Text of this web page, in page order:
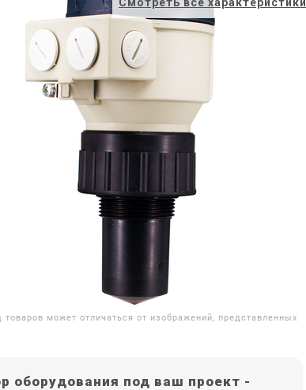
товаров может отличаться от изображений, представленных
оборудования под ваш проект -